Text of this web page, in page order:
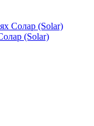
Солар (Solar)
(Solar)